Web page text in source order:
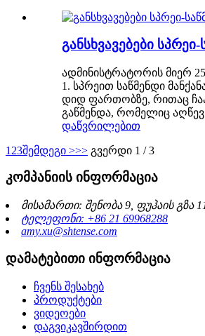
განსხვავებები
ადმინისტრატორის მიერ
1. სპრეით საწმენდი
დიდ ფართობზე, რითაც
გაწმენდა, რომელიც
დაწვრილებით
1 23შემდეგი >>> გვერდი 1 / 3
კომპანიის ინფორმაცია
მისამართი: შენობა 9, ფუჰაის გზა
ტელეფონი: +86 21 69968288
amy.xu@shtense.com
დამატებითი ინფორმაცია
ჩვენს შესახებ
პროდუქტები
ვიდეოები
დაგვიკავშირდით